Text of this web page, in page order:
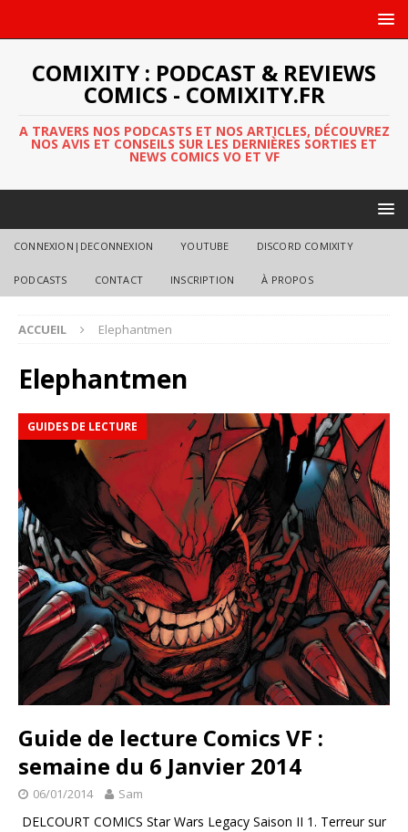
COMIXITY : PODCAST & REVIEWS
COMICS - COMIXITY.FR
A TRAVERS NOS PODCASTS ET NOS ARTICLES, DÉCOUVREZ
NOS AVIS ET CONSEILS SUR LES DERNIÈRES SORTIES ET
NEWS COMICS VO ET VF
CONNEXION|DECONNEXION YOUTUBE DISCORD COMIXITY
PODCASTS CONTACT INSCRIPTION À PROPOS
ACCUEIL Elephantmen
Elephantmen
GUIDES DE LECTURE
Guide de lecture Comics VF :
semaine du 6 Janvier 2014
06/01/2014 Sam
DELCOURT COMICS Star Wars Legacy Saison II 1. Terreur sur